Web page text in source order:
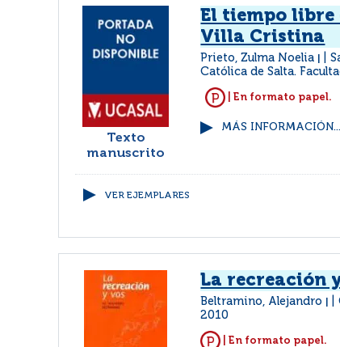
Texto
manuscrito
El tiempo libre
Villa Cristina
Prieto, Zulma Noelia
Católica de Salta.
| En formato papel.
MÁS INFORMACIÓN...
VER EJEMPLARES
La recreación
Beltramino, Alejandro
2010
| En formato papel.